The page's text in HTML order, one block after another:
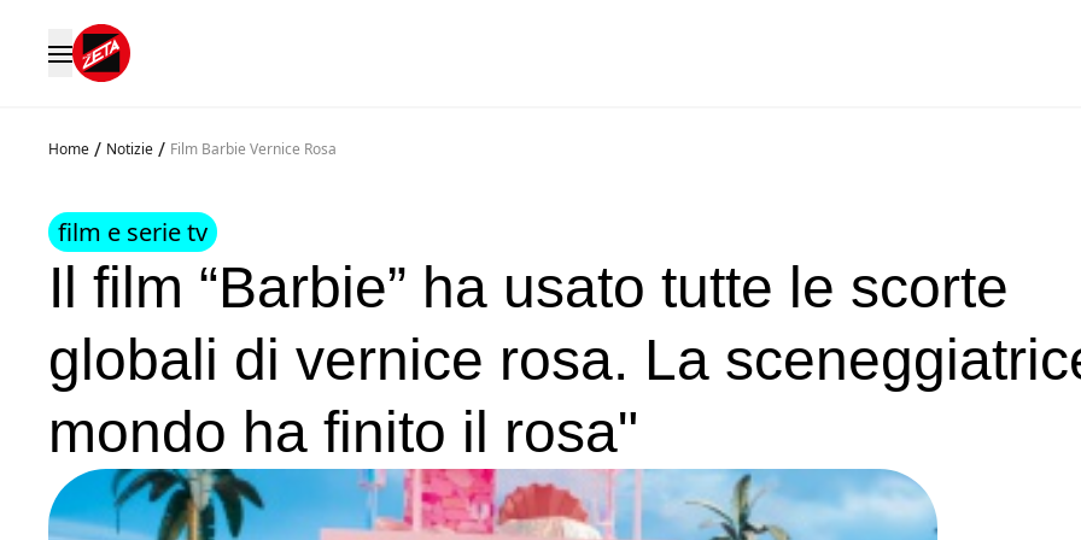
Home / Notizie / Film Barbie Vernice Rosa
film e serie tv
Il film “Barbie” ha usato tutte le scorte
globali di vernice rosa. La
mondo ha finito il rosa"